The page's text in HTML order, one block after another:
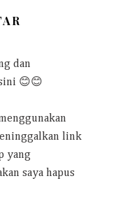
dan
😊😊
link
yang
saya hapus